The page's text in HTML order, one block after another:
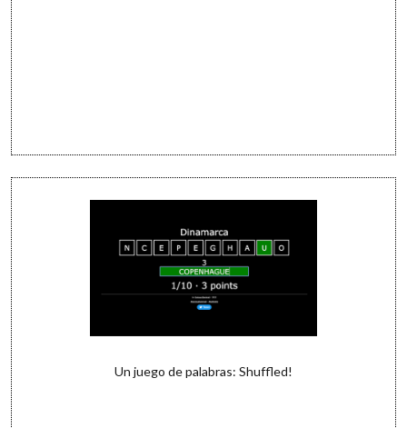
Un juego de palabras: Shuffled!